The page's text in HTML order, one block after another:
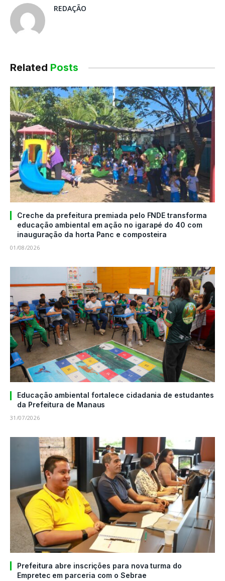
REDAÇÃO
Related Posts
Creche da prefeitura premiada pelo FNDE transforma
educação ambiental em ação no igarapé do 40 com
inauguração da horta Panc e composteira
01/08/2026
Educação ambiental fortalece cidadania de estudantes
da Prefeitura de Manaus
31/07/2026
Prefeitura abre inscrições para nova turma do
Empretec em parceria com o Sebrae